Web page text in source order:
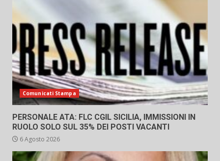
Comunicati Stampa
PERSONALE ATA: FLC CGIL SICILIA, IMMISSIONI IN
RUOLO SOLO SUL 35% DEI POSTI VACANTI
6 Agosto 2026